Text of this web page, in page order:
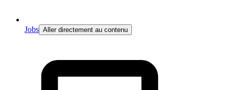
Jobs Aller directement au contenu